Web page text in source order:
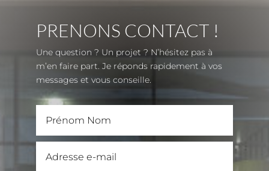
PRENONS CONTACT !
Une question ? Un projet ? N’hésitez pas à
m’en faire part. Je réponds rapidement à vos
messages et vous conseille.